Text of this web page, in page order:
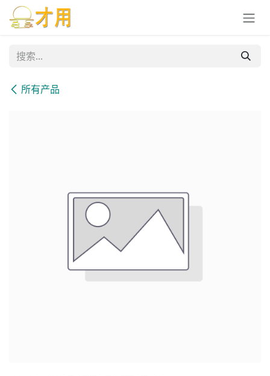
跳至内容
所有产品